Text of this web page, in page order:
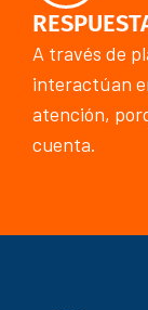
A través de
interactúan
atención,
cuenta.